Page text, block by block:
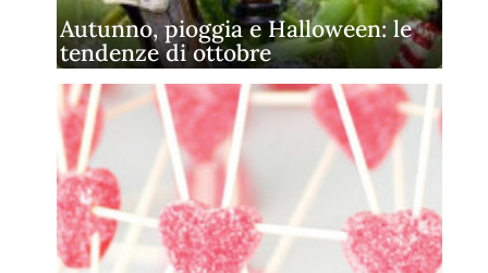
Autunno, pioggia e Halloween: le
tendenze di ottobre